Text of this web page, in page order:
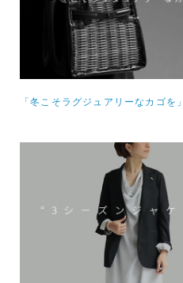
「冬こそラグジュアリーなカゴを」